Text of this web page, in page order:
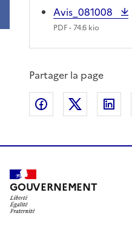
Avis_081008
PDF- 74.6 kio
Partager la page
Partager surPartager
GOUVERNEMENT